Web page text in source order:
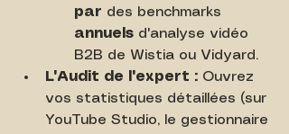
par des benchmarks
annuels d'analyse vidéo
B2B de Wistia ou Vidyard.
L'Audit de l'expert : Ouvrez
vos statistiques détaillées (sur
YouTube Studio, le gestionnaire